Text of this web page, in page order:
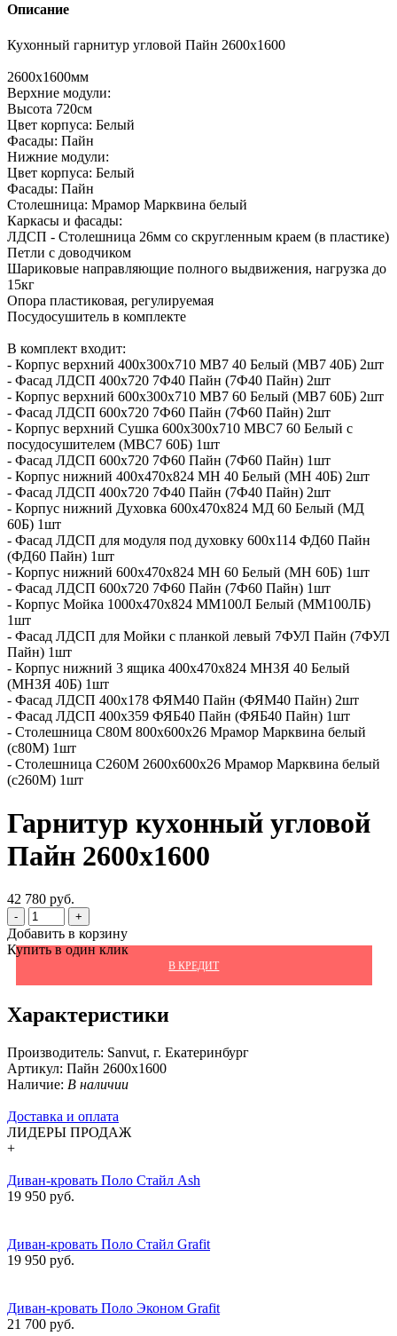
Описание
Кухонный гарнитур угловой Пайн 2600х1600
2600х1600мм
Верхние модули:
Высота 720см
Цвет корпуса: Белый
Фасады: Пайн
Нижние модули:
Цвет корпуса: Белый
Фасады: Пайн
Столешница: Мрамор Марквина белый
Каркасы и фасады:
ЛДСП - Столешница 26мм со скругленным краем (в пластике)
Петли с доводчиком
Шариковые направляющие полного выдвижения, нагрузка до
15кг
Опора пластиковая, регулируемая
Посудосушитель в комплекте
В комплект входит:
- Корпус верхний 400х300х710 МВ7 40 Белый (МВ7 40Б) 2шт
- Фасад ЛДСП 400х720 7Ф40 Пайн (7Ф40 Пайн) 2шт
- Корпус верхний 600х300х710 МВ7 60 Белый (МВ7 60Б) 2шт
- Фасад ЛДСП 600х720 7Ф60 Пайн (7Ф60 Пайн) 2шт
- Корпус верхний Сушка 600х300х710 МВС7 60 Белый с
посудосушителем (МВС7 60Б) 1шт
- Фасад ЛДСП 600х720 7Ф60 Пайн (7Ф60 Пайн) 1шт
- Корпус нижний 400х470х824 МН 40 Белый (МН 40Б) 2шт
- Фасад ЛДСП 400х720 7Ф40 Пайн (7Ф40 Пайн) 2шт
- Корпус нижний Духовка 600х470х824 МД 60 Белый (МД
60Б) 1шт
- Фасад ЛДСП для модуля под духовку 600x114 ФД60 Пайн
(ФД60 Пайн) 1шт
- Корпус нижний 600х470х824 МН 60 Белый (МН 60Б) 1шт
- Фасад ЛДСП 600х720 7Ф60 Пайн (7Ф60 Пайн) 1шт
- Корпус Мойка 1000х470х824 ММ100Л Белый (ММ100ЛБ)
1шт
- Фасад ЛДСП для Мойки с планкой левый 7ФУЛ Пайн (7ФУЛ
Пайн) 1шт
- Корпус нижний 3 ящика 400х470х824 МН3Я 40 Белый
(МН3Я 40Б) 1шт
- Фасад ЛДСП 400x178 ФЯМ40 Пайн (ФЯМ40 Пайн) 2шт
- Фасад ЛДСП 400x359 ФЯБ40 Пайн (ФЯБ40 Пайн) 1шт
- Столешница С80М 800х600х26 Мрамор Марквина белый
(с80М) 1шт
- Столешница С260М 2600х600х26 Мрамор Марквина белый
(с260М) 1шт
Гарнитур кухонный угловой
Пайн 2600х1600
42 780 руб.
- +
Добавить в корзину
Купить в один клик
В КРЕДИТ
Характеристики
Производитель: Sanvut, г. Екатеринбург
Артикул: Пайн 2600х1600
Наличие: В наличии
Доставка и оплата
ЛИДЕРЫ ПРОДАЖ
+
Диван-кровать Поло Стайл Ash
19 950 руб.
Диван-кровать Поло Стайл Grafit
19 950 руб.
Диван-кровать Поло Эконом Grafit
21 700 руб.